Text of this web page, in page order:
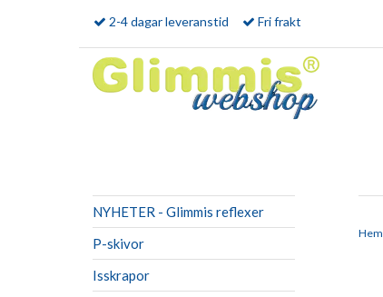
2-4 dagar leveranstid Fri frakt
NYHETER - Glimmis reflexer
P-skivor
Isskrapor
Hem